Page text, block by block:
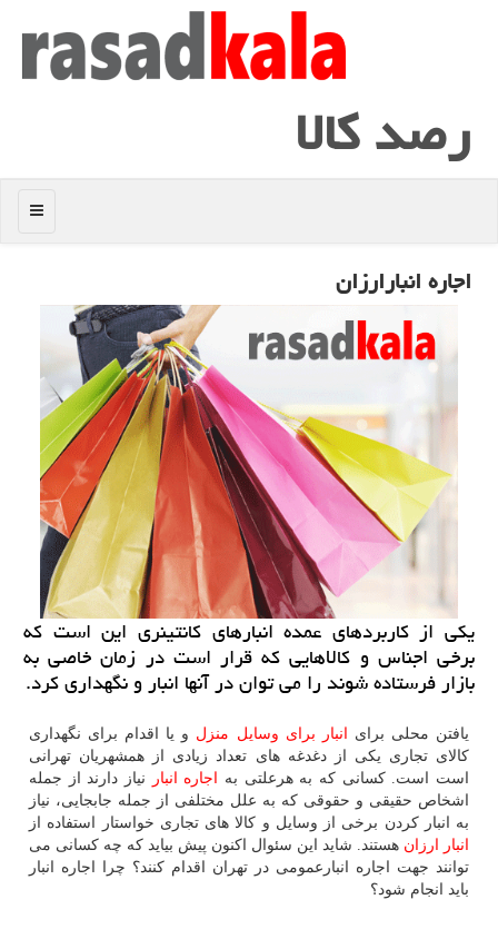
رصد كالا
منو
اجاره انبارارزان
یكی از كاربردهای عمده انبارهای كانتینری این است كه
برخی اجناس و كالاهایی كه قرار است در زمان خاصی به
بازار فرستاده شوند را می توان در آنها انبار و نگهداری كرد.
یافتن محلی برای انبار برای وسایل منزل و یا اقدام برای نگهداری
کالای تجاری یکی از دغدغه های تعداد زیادی از همشهریان تهرانی
است است. کسانی که به هرعلتی به
اجاره انبار
نیاز دارند از جمله
اشخاص حقیقی و حقوقی که به علل مختلفی از جمله جابجایی، نیاز
به انبار کردن برخی از وسایل و کالا های تجاری خواستار استفاده از
انبار ارزان هستند. شاید این سئوال اکنون پیش بیاید که چه کسانی می
توانند جهت اجاره انبارعمومی در تهران اقدام کنند؟ چرا اجاره انبار
باید انجام شود؟